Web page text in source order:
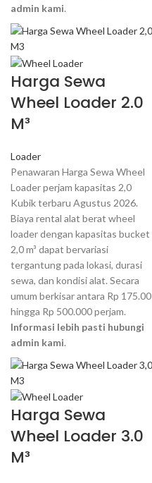
admin kami.
Harga Sewa
Wheel Loader 2.0
M³
Loader
Penawaran Harga Sewa Wheel
Loader perjam kapasitas 2,0
Kubik terbaru Agustus 2026.
Biaya rental alat berat wheel
loader dengan kapasitas bucket
2,0 m³ dapat bervariasi
tergantung pada lokasi, durasi
sewa, dan kondisi alat. Secara
umum berkisar antara Rp 175.00
hingga Rp 500.000 perjam.
Informasi lebih pasti hubungi
admin kami.
Harga Sewa
Wheel Loader 3.0
M³